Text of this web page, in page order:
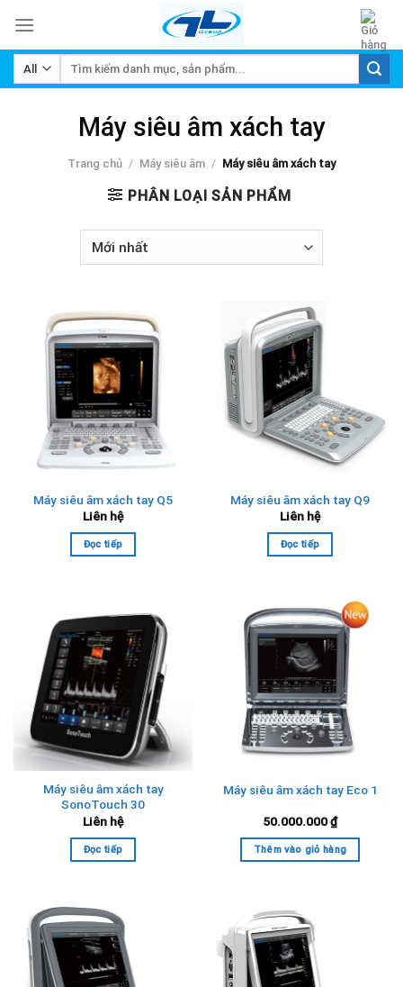
content
Tìm
Máy siêu âm xách tay
Trang chủ / Máy siêu âm / Máy siêu âm xách tay
PHÂN LOẠI SẢN PHẨM
Máy siêu âm xách tay Q5
Liên hệ
Đọc tiếp
Máy siêu âm xách tay Q9
Liên hệ
Đọc tiếp
Máy siêu âm xách tay
SonoTouch 30
Liên hệ
Đọc tiếp
Máy siêu âm xách tay Eco 1
50.000.000₫
Thêm vào giỏ hàng